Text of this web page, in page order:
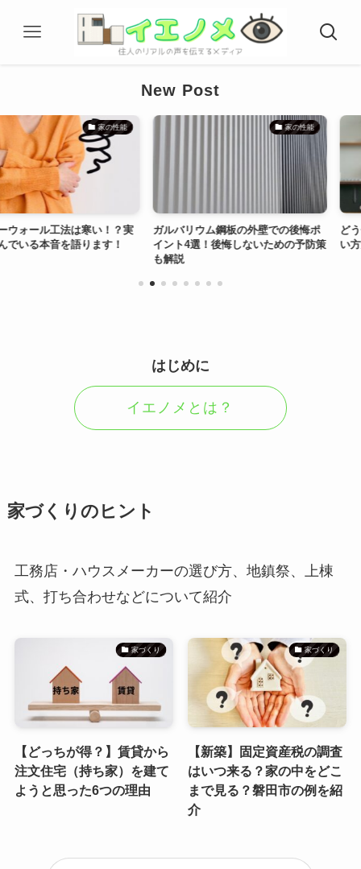
New Post
家の性能
法は寒い！？実
を語ります！
ガルバリウム鋼板の外壁での後悔ポ
イント4選！後悔しないための予防策
どうせ建てる
い方がいい4つ
はじめに
イエノメとは？
家づくりのヒント
工務店・ハウスメーカーの選び方、地鎮祭、上棟
式、打ち合わせなどについて紹介
家づくり
【どっちが得？】賃貸から
注文住宅（持ち家）を建て
ようと思った6つの理由
家づくり
【新築】固定資産税の調査
はいつ来る？家の中をどこ
まで見る？磐田市の例を紹
介